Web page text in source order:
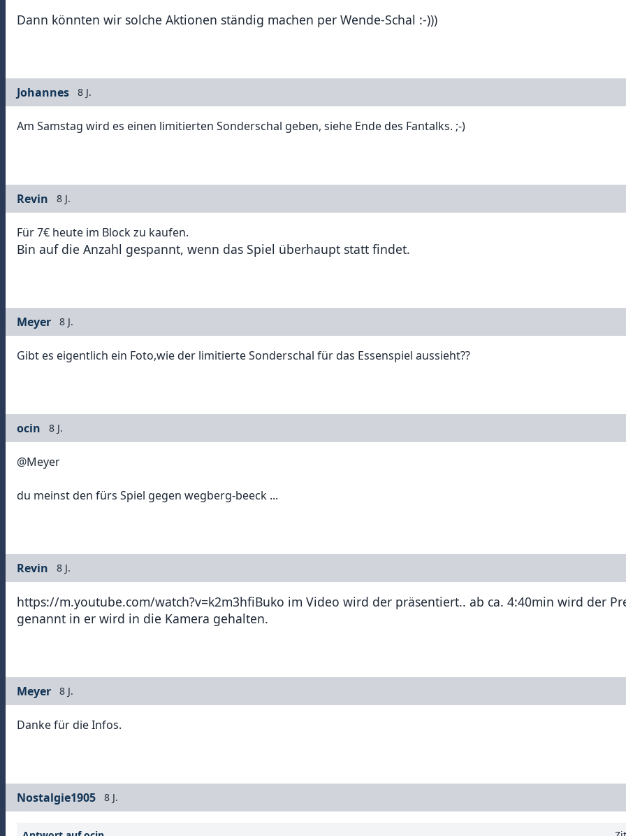
Dann könnten wir solche Aktionen ständig machen per Wende-Schal :-)))
Johannes 8 J.
Am Samstag wird es einen limitierten Sonderschal geben, siehe Ende des Fantalks. ;-)
Revin 8 J.
Für 7€ heute im Block zu kaufen.
Bin auf die Anzahl gespannt, wenn das Spiel überhaupt statt findet.
Meyer 8 J.
Gibt es eigentlich ein Foto,wie der limitierte Sonderschal für das Essenspiel aussieht??
ocin 8 J.
@Meyer
du meinst den fürs Spiel gegen wegberg-beeck ...
Revin 8 J.
https://m.youtube.com/watch?v=k2m3hfiBuko im Video wird der präsentiert.. ab ca. 4:40min wird der
genannt in er wird in die Kamera gehalten.
Meyer 8 J.
Danke für die Infos.
Nostalgie1905 8 J.